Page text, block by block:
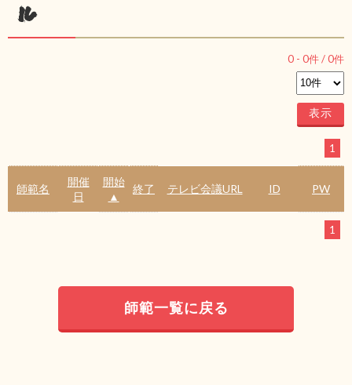
ル
0 - 0件 /0件
1
師範名
開催
日
開始
▲
終了 テレビ会議URL ID PW
1
師範一覧に戻る